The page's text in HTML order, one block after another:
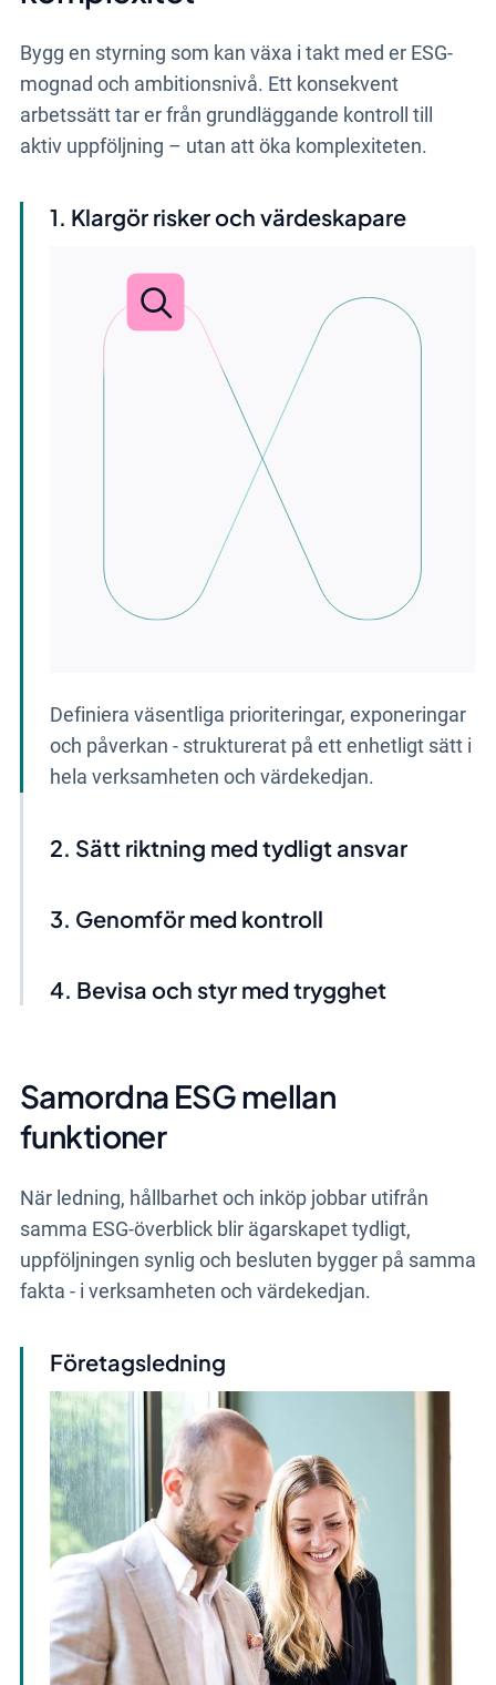
Bygg en styrning som kan växa i takt med er ESG-
mognad och ambitionsnivå. Ett konsekvent
arbetssätt tar er från grundläggande kontroll till
aktiv uppföljning – utan att öka komplexiteten.
Klargör risker och värdeskapare
Definiera väsentliga prioriteringar, exponeringar
och påverkan - strukturerat på ett enhetligt sätt i
hela verksamheten och värdekedjan.
Sätt riktning med tydligt ansvar
Genomför med kontroll
Bevisa och styr med trygghet
Samordna ESG mellan
funktioner
När ledning, hållbarhet och inköp jobbar utifrån
samma ESG-överblick blir ägarskapet tydligt,
uppföljningen synlig och besluten bygger på samma
fakta - i verksamheten och värdekedjan.
Företagsledning